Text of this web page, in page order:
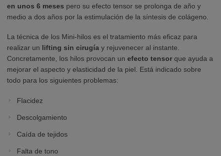
en unos 6 meses pero su efecto tensor se prolonga de año y
medio a dos años por la estimulación de la síntesis de colágeno.
La técnica de los Mini-hilos es el tratamiento más eficaz para
realizar un lifting sin cirugía y rejuvenecer al instante.
Concretamente, los hilos provocan un efecto tensor que ayuda a
mejorar el aspecto y elasticidad de la piel. Está indicado sobre
todo para los siguientes problemas:
Flacidez
Descolgamiento
Caída de tejidos
Falta de tono